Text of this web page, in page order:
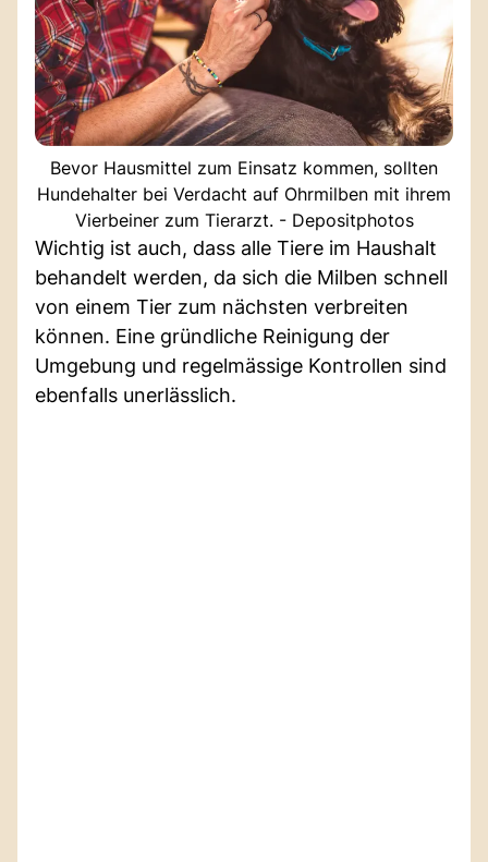
Bevor Hausmittel zum Einsatz kommen, sollten
Hundehalter bei Verdacht auf Ohrmilben mit ihrem
Vierbeiner zum Tierarzt. - Depositphotos
Wichtig ist auch, dass alle Tiere im Haushalt
behandelt werden, da sich die Milben schnell
von einem Tier zum nächsten verbreiten
können. Eine gründliche Reinigung der
Umgebung und regelmässige Kontrollen sind
ebenfalls unerlässlich.